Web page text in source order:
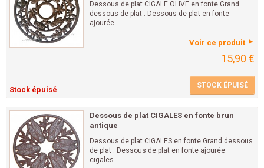
Dessous de plat CIGALE OLIVE en fonte Grand
dessous de plat . Dessous de plat en fonte
ajourée...
Voir ce produit
15,90 €
Stock épuisé STOCK ÉPUISÉ
Dessous de plat CIGALES en fonte brun
antique
Dessous de plat CIGALES en fonte Grand dessous
de plat . Dessous de plat en fonte ajourée
cigales...